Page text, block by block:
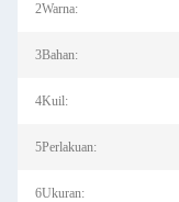
2Warna:
3Bahan:
4Kuil:
5Perlakuan:
6Ukuran: